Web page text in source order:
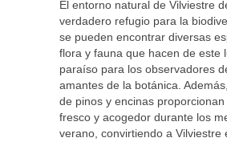
El entorno natural de Vilviestre
verdadero refugio para la
se pueden encontrar diversas
flora y fauna que hacen de este
paraíso para los observadores
amantes de la botánica.
de pinos y encinas
fresco y acogedor durante los
verano, convirtiendo a Vilviestre